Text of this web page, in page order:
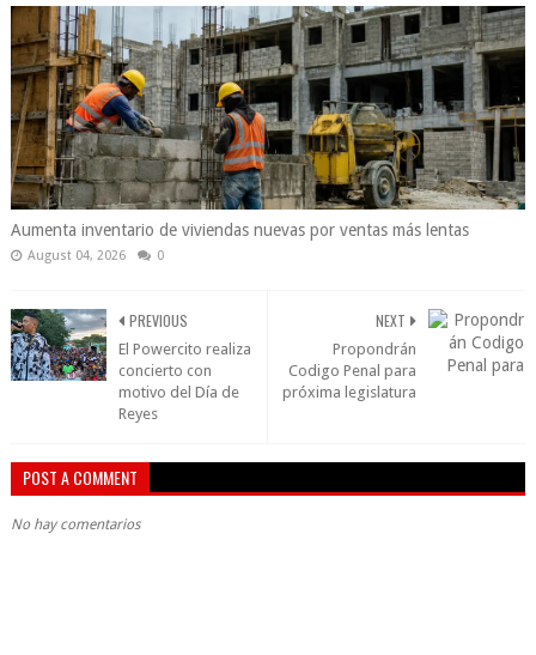
Aumenta inventario de viviendas nuevas por ventas más lentas
August 04, 2026 0
NEXT
Propondrán
Codigo Penal para
próxima legislatura
PREVIOUS
El Powercito realiza
concierto con
motivo del Día de
Reyes
POST A COMMENT
No hay comentarios